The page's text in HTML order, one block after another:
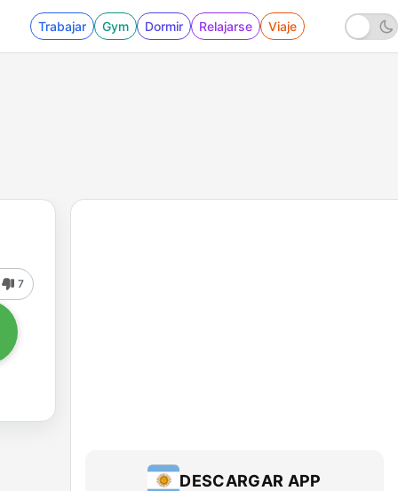
Trabajar Gym Dormir Relajarse Viaje
7
DESCARGAR APP